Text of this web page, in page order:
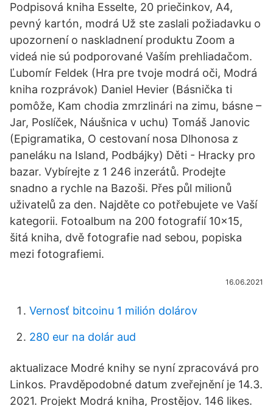
Podpisová kniha Esselte, 20 priečinkov, A4,
pevný kartón, modrá Už ste zaslali požiadavku o
upozornení o naskladnení produktu Zoom a
videá nie sú podporované Vaším prehliadačom.
Ľubomír Feldek (Hra pre tvoje modrá oči, Modrá
kniha rozprávok) Daniel Hevier (Básnička ti
pomôže, Kam chodia zmrzlinári na zimu, básne –
Jar, Poslíček, Náušnica v uchu) Tomáš Janovic
(Epigramatika, O cestovaní nosa Dlhonosa z
paneláku na Island, Podbájky) Děti - Hracky pro
bazar. Vybírejte z 1 246 inzerátů. Prodejte
snadno a rychle na Bazoši. Přes půl milionů
uživatelů za den. Najděte co potřebujete ve Vaší
kategorii. Fotoalbum na 200 fotografií 10x15,
šitá kniha, dvě fotografie nad sebou, popiska
mezi fotografiemi.
16.06.2021
Vernosť bitcoinu 1 milión dolárov
280 eur na dolár aud
aktualizace Modré knihy se nyní zpracovává pro
Linkos. Pravděpodobné datum zveřejnění je 14.3.
2021. Projekt Modrá kniha, Prostějov. 146 likes.